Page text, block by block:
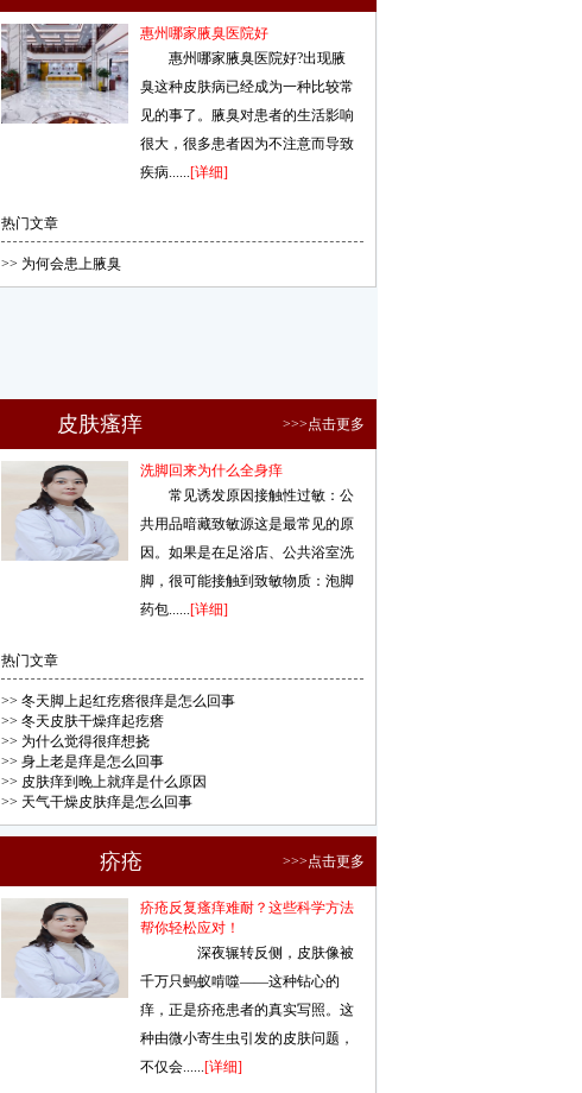
惠州哪家腋臭医院好
惠州哪家腋臭医院好?出现腋
臭这种皮肤病已经成为一种比较常
见的事了。腋臭对患者的生活影响
很大，很多患者因为不注意而导致
疾病......[详细]
热门文章
>> 为何会患上腋臭
皮肤瘙痒 >>>点击更多
洗脚回来为什么全身痒
常见诱发原因接触性过敏：公
共用品暗藏致敏源这是最常见的原
因。如果是在足浴店、公共浴室洗
脚，很可能接触到致敏物质：泡脚
药包......[详细]
热门文章
>> 冬天脚上起红疙瘩很痒是怎么回事
>> 冬天皮肤干燥痒起疙瘩
>> 为什么觉得很痒想挠
>> 身上老是痒是怎么回事
>> 皮肤痒到晚上就痒是什么原因
>> 天气干燥皮肤痒是怎么回事
疥疮 >>>点击更多
疥疮反复瘙痒难耐？这些科学方法
帮你轻松应对！
深夜辗转反侧，皮肤像被
千万只蚂蚁啃噬——这种钻心的
痒，正是疥疮患者的真实写照。这
种由微小寄生虫引发的皮肤问题，
不仅会......[详细]